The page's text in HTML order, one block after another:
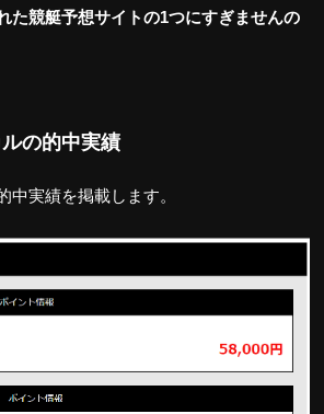
た競艇予想サイトの1つにすぎませんの
の的中実績
中実績を掲載します。